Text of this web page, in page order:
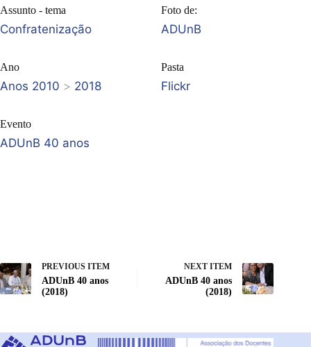
Assunto - tema
Confratenização
Ano
Anos 2010 > 2018
Evento
ADUnB 40 anos
Foto de:
ADUnB
Pasta
Flickr
PREVIOUS ITEM
ADUnB 40 anos
(2018)
NEXT ITEM
ADUnB 40 anos
(2018)